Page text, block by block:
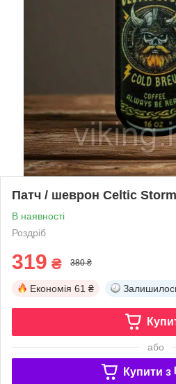
Патч / шеврон Celtic
В наявності
Роздріб
319 ₴ 380 ₴
Економія 61 ₴
або
Купити з